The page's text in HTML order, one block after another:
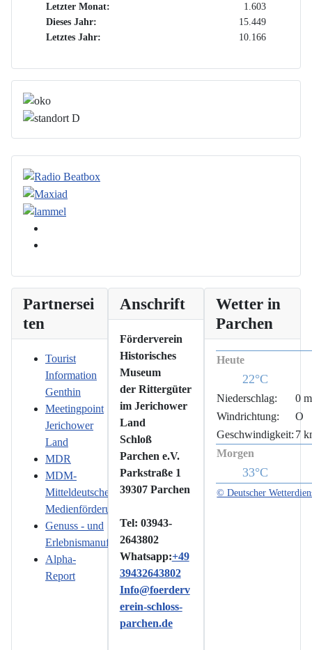
Letzter Monat:
1.603
Dieses Jahr:
15.449
Letztes Jahr:
10.166
Partnersei
ten
Tourist
Information
Genthin
Meetingpoint
Jerichower
Land
MDR
MDM-
Mitteldeutsche
Medienförderung
Genuss - und
Erlebnismanufaktur
Alpha-
Report
Anschrift
Förderverein
Historisches
Museum
der Rittergüter
im Jerichower
Land
Schloß
Parchen e.V.
Parkstraße 1
39307 Parchen
Tel: 03943-
2643802
Whatsapp:+49
39432643802
Info@foerderv
erein-schloss-
parchen.de
Wetter in
Parchen
Heute
22°C
Niederschlag:
0
Windrichtung:
O
Geschwindigkeit: 7
Morgen
33°C
© Deutscher